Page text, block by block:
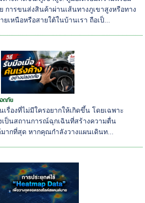
การขนส่งสินค้าผ่านเส้นทางภูเขาสูงหรือทาง
เหนือหรือสายใต้ในบ้านเรา ถือเป็...
ดภัย
รื่องที่ไม่มีใครอยากให้เกิดขึ้น โดยเฉพาะ
เป็นสถานการณ์ฉุกเฉินที่สร้างความตื่น
ากที่สุด หากคุณกำลังวางแผนเดินท...